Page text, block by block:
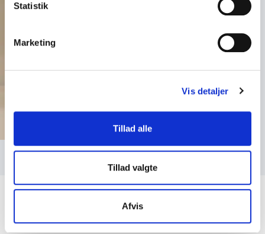
Statistik
Marketing
Vis detaljer
Tillad alle
Tillad valgte
Afvis